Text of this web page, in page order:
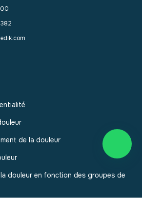
de la douleur
douleur en fonction des groupes de